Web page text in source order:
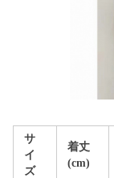
サ
イ
ズ
着丈
(cm)